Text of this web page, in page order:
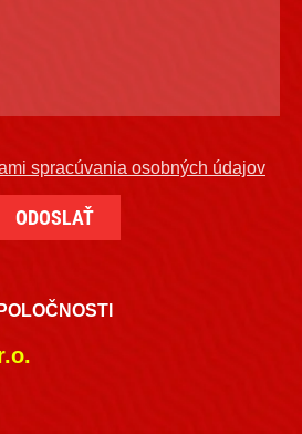
spracúvania osobných údajov